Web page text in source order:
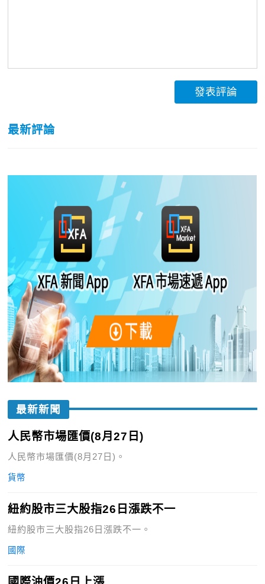
發表評論
最新評論
最新新聞
人民幣市場匯價(8月27日)
人民幣市場匯價(8月27日)。
貨幣
紐約股市三大股指26日漲跌不一
紐約股市三大股指26日漲跌不一。
國際